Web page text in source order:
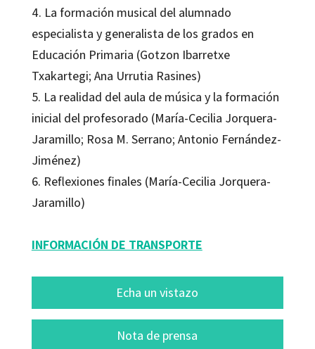
4. La formación musical del alumnado
especialista y generalista de los grados en
Educación Primaria (Gotzon Ibarretxe
Txakartegi; Ana Urrutia Rasines)
5. La realidad del aula de música y la formación
inicial del profesorado (María-Cecilia Jorquera-
Jaramillo; Rosa M. Serrano; Antonio Fernández-
Jiménez)
6. Reflexiones finales (María-Cecilia Jorquera-
Jaramillo)
INFORMACIÓN DE TRANSPORTE
Echa un vistazo
Nota de prensa